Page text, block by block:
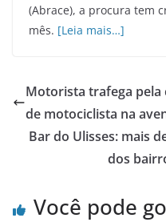
(Abrace), a procura tem
mês. [Leia mais…]
Motorista trafega
de motociclista na
Bar do Ulisses: mais
dos
Você pode